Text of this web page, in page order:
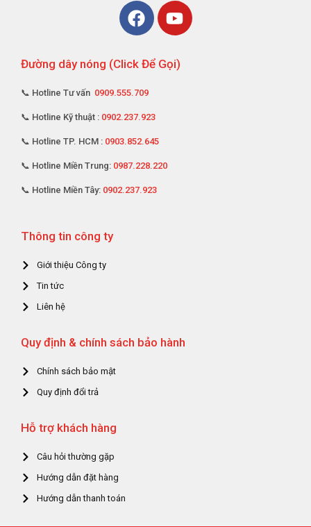
Đường dây nóng (Click Để Gọi)
📞 Hotline Tư vấn 0909.555.709
📞 Hotline Kỹ thuật : 0902.237.923
📞 Hotline TP. HCM : 0903.852.645
📞 Hotline Miền Trung: 0987.228.220
📞 Hotline Miền Tây: 0902.237.923
Thông tin công ty
Giới thiệu Công ty
Tin tức
Liên hệ
Quy định & chính sách bảo hành
Chính sách bảo mật
Quy định đổi trả
Hỗ trợ khách hàng
Câu hỏi thường gặp
Hướng dẫn đặt hàng
Hướng dẫn thanh toán